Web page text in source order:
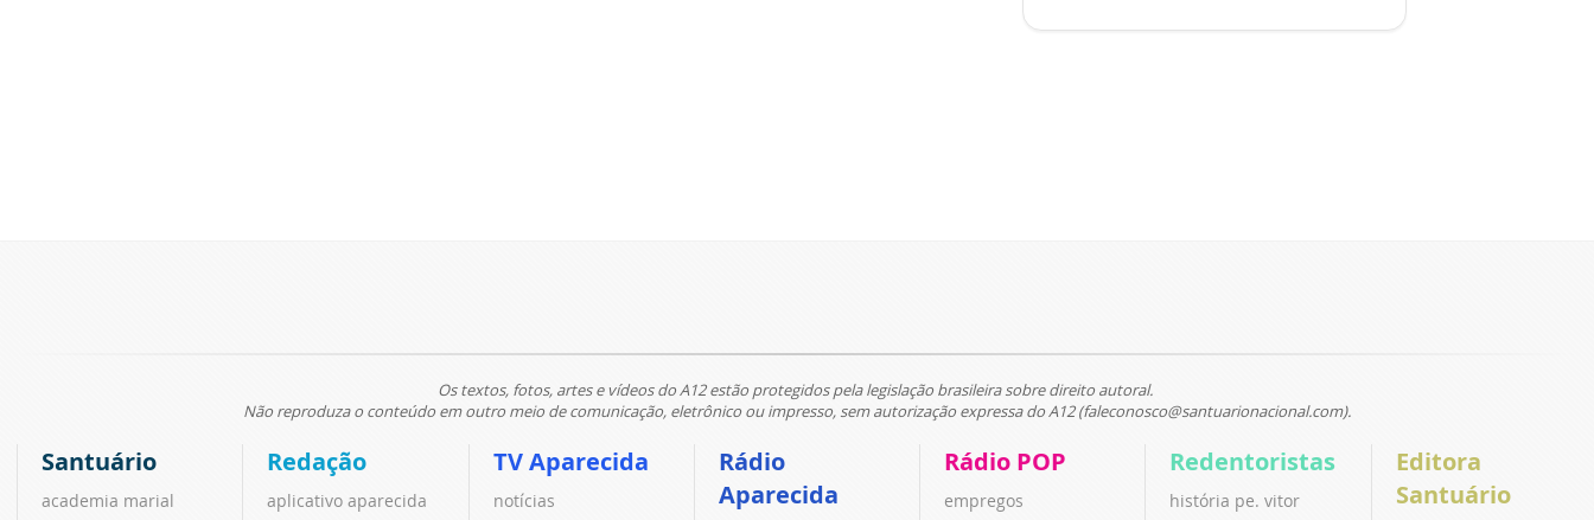
Os textos, fotos, artes e vídeos do A12 estão protegidos pela legislação brasileira sobre direito autoral.
Não reproduza o conteúdo em outro meio de comunicação, eletrônico ou impresso, sem autorização expressa do A12 (faleconosco@santuarionacional.com).
Santuário
academia marial
Redação
aplicativo aparecida
TV Aparecida
notícias
Rádio
Aparecida
Rádio POP
empregos
Redentoristas
história pe. vitor
Editora
Santuário